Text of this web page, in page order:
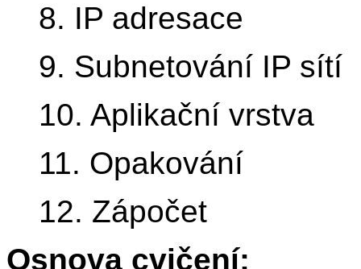
8. IP adresace
9. Subnetování IP sítí
10. Aplikační vrstva
11. Opakování
12. Zápočet
Osnova cvičení: